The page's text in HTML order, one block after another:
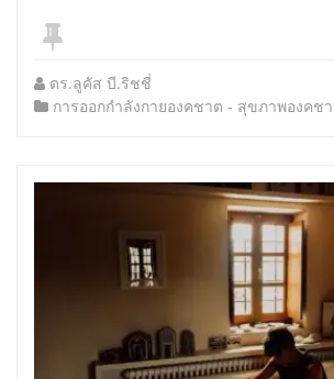
ดร.ลูคัส บี.ริชชี่
การออกกำลังกายองคชาต - สุขภาพองคช